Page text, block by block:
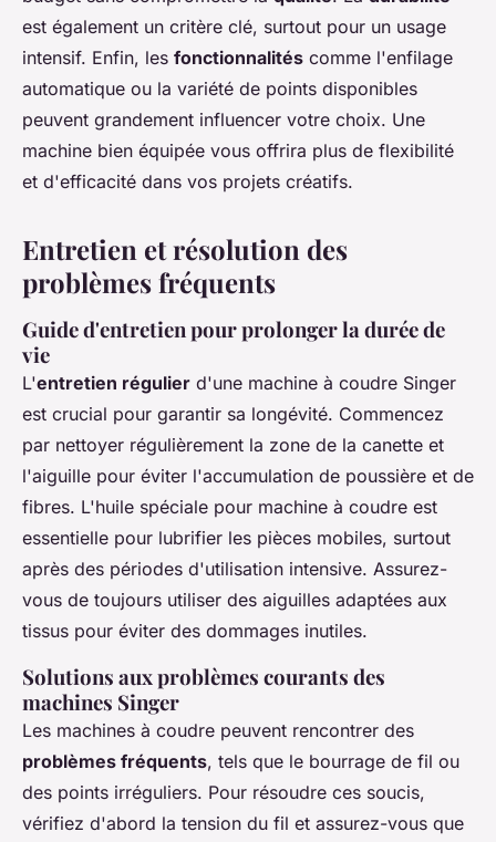
est également un critère clé, surtout pour un usage
intensif. Enfin, les fonctionnalités comme l'enfilage
automatique ou la variété de points disponibles
peuvent grandement influencer votre choix. Une
machine bien équipée vous offrira plus de flexibilité
et d'efficacité dans vos projets créatifs.
Entretien et résolution des
problèmes fréquents
Guide d'entretien pour prolonger la durée de
vie
L'entretien régulier d'une machine à coudre Singer
est crucial pour garantir sa longévité. Commencez
par nettoyer régulièrement la zone de la canette et
l'aiguille pour éviter l'accumulation de poussière et de
fibres. L'huile spéciale pour machine à coudre est
essentielle pour lubrifier les pièces mobiles, surtout
après des périodes d'utilisation intensive. Assurez-
vous de toujours utiliser des aiguilles adaptées aux
tissus pour éviter des dommages inutiles.
Solutions aux problèmes courants des
machines Singer
Les machines à coudre peuvent rencontrer des
problèmes fréquents, tels que le bourrage de fil ou
des points irréguliers. Pour résoudre ces soucis,
vérifiez d'abord la tension du fil et assurez-vous que